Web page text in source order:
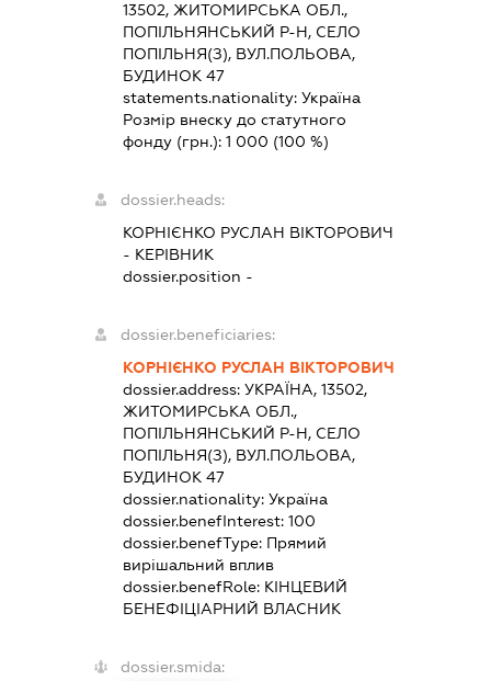
13502, ЖИТОМИРСЬКА ОБЛ.,
ПОПІЛЬНЯНСЬКИЙ Р-Н, СЕЛО
ПОПІЛЬНЯ(З), ВУЛ.ПОЛЬОВА,
БУДИНОК 47
statements.nationality:Україна
Розмір внеску до статутного
фонду (грн.):1 000 (100 %)
dossier.heads:
КОРНІЄНКО РУСЛАН ВІКТОРОВИЧ
- КЕРІВНИК
dossier.position -
dossier.beneficiaries:
КОРНІЄНКО РУСЛАН ВІКТОРОВИЧ
dossier.address:УКРАЇНА, 13502,
ЖИТОМИРСЬКА ОБЛ.,
ПОПІЛЬНЯНСЬКИЙ Р-Н, СЕЛО
ПОПІЛЬНЯ(З), ВУЛ.ПОЛЬОВА,
БУДИНОК 47
dossier.nationality:Україна
dossier.benefInterest:100
dossier.benefType: Прямий
вирішальний вплив
dossier.benefRole: КІНЦЕВИЙ
БЕНЕФІЦІАРНИЙ ВЛАСНИК
dossier.smida: